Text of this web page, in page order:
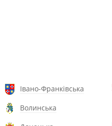
Івано-Франківська
Волинська